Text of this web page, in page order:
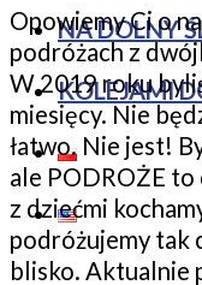
NA DOLNY
KOLEJAMI
Opowiemy Ci o
podróżach z
W 2019 roku
miesięcy. Nie
łatwo. Nie jest!
ale PODROŻE
z dziećmi
podróżujemy tak
blisko. Aktualnie